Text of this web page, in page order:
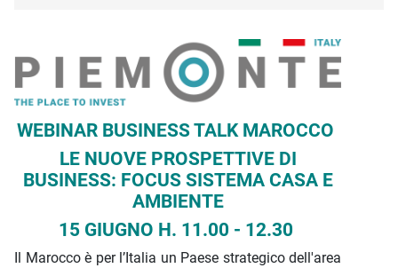
Descrizione iniziativa
WEBINAR BUSINESS TALK MAROCCO
LE NUOVE PROSPETTIVE DI
BUSINESS: FOCUS SISTEMA CASA E
AMBIENTE
15 GIUGNO H. 11.00 - 12.30
Il Marocco è per l’Italia un Paese strategico dell'area